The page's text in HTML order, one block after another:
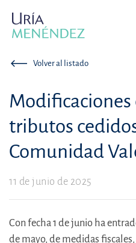
Volver al listado
tributos
Comunidad
11 de junio de 2025
Con fecha 1 de junio ha
de mayo, de medidas